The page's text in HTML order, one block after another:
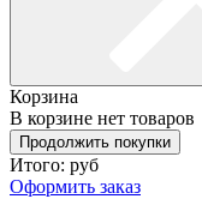
Корзина
В корзине нет товаров
Продолжить покупки
Итого: руб
Оформить заказ